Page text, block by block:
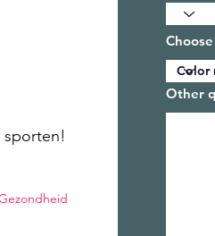
sporten!
Other